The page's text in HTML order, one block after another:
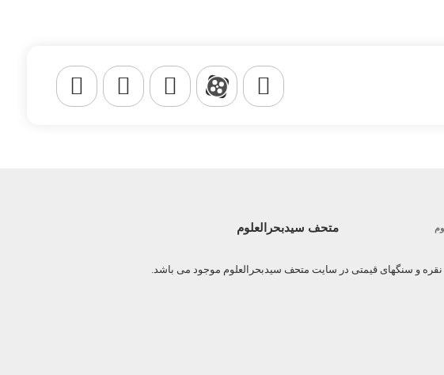
متحف سیدبحرالعلوم
نقره و سنگهای قیمتی در سایت متحف سیدبحرالعلوم موجود می باشد.